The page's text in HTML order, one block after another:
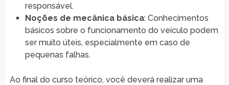
responsável.
Noções de mecânica básica: Conhecimentos
básicos sobre o funcionamento do veículo podem
ser muito úteis, especialmente em caso de
pequenas falhas.
Ao final do curso teórico, você deverá realizar uma